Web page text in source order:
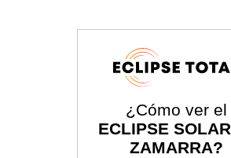
¿Cómo ver el
ECLIPSE SOLAR
ZAMARRA?